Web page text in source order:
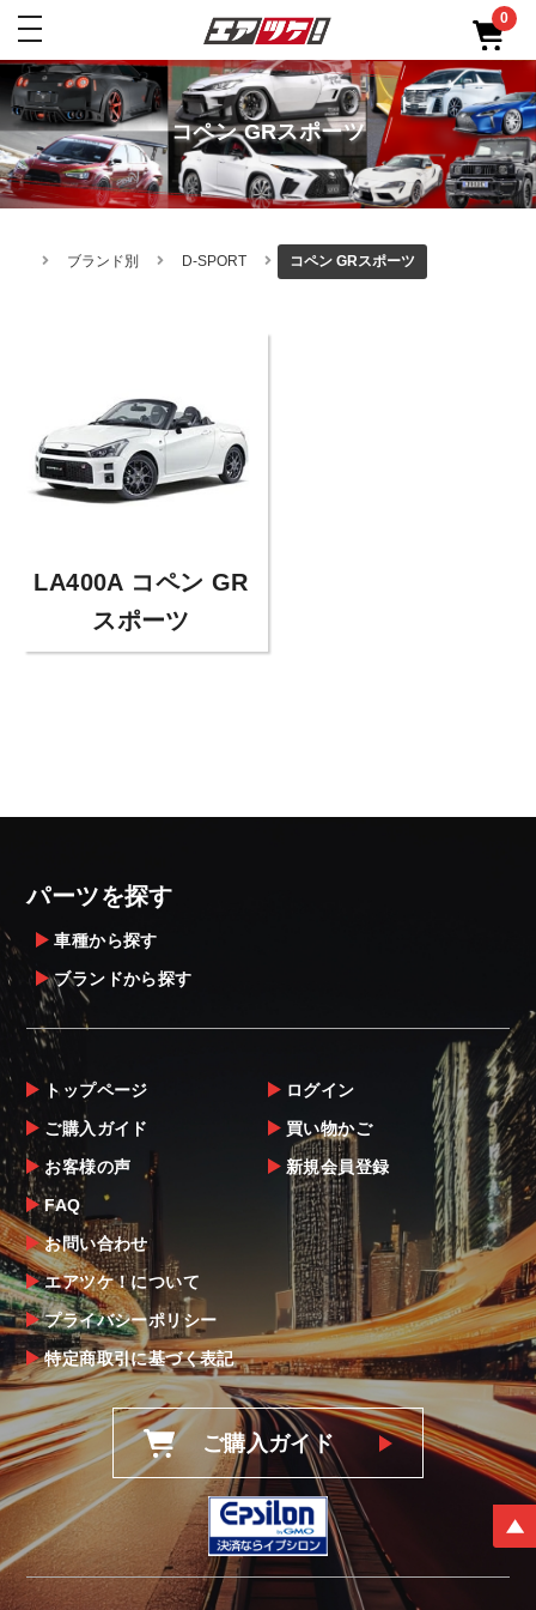
toggle
0
コペン GRスポーツ
ブランド別 D-SPORT コペン GRスポーツ
LA400A コペン GR
スポーツ
パーツを探す
車種から探す
ブランドから探す
トップページ
ご購入ガイド
お客様の声
FAQ
お問い合わせ
エアツケ！について
プライバシーポリシー
特定商取引に基づく表記
ログイン
買い物かご
新規会員登録
ご購入ガイド